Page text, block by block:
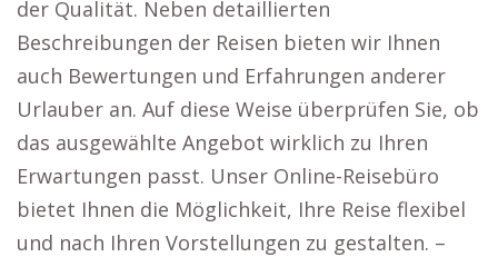
der Qualität. Neben detaillierten
Beschreibungen der Reisen bieten wir Ihnen
auch Bewertungen und Erfahrungen anderer
Urlauber an. Auf diese Weise überprüfen Sie, ob
das ausgewählte Angebot wirklich zu Ihren
Erwartungen passt. Unser Online-Reisebüro
bietet Ihnen die Möglichkeit, Ihre Reise flexibel
und nach Ihren Vorstellungen zu gestalten. –